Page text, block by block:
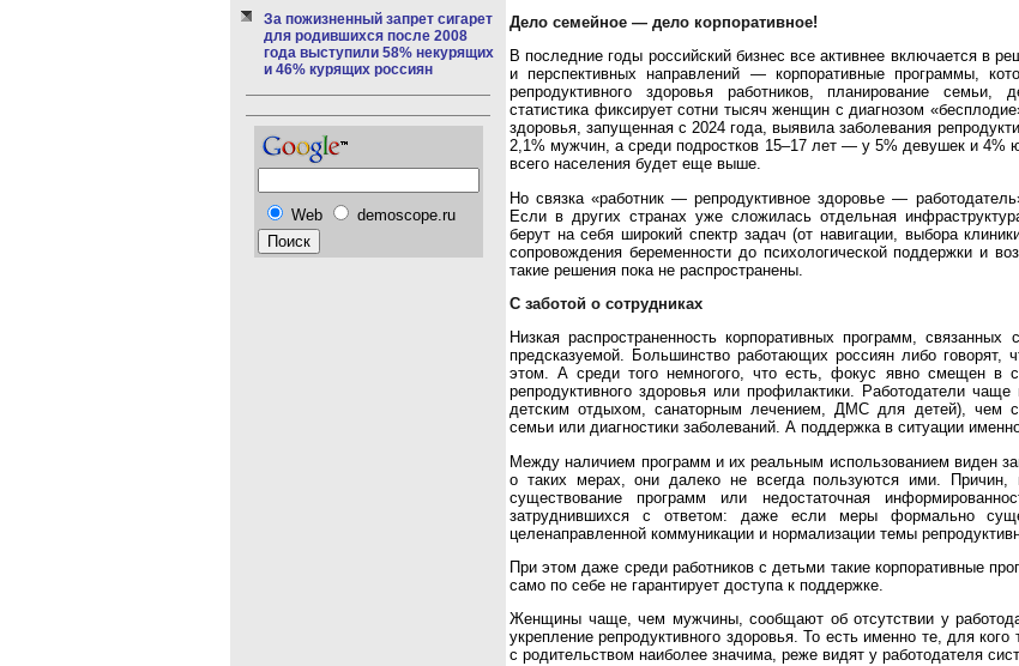
За пожизненный запрет сигарет
для родившихся после 2008
года выступили 58% некурящих
и 46% курящих россиян
Web demoscope.ru
Дело семейное — дело корпоративное!
В последние годы российский бизнес все активнее включается в
и перспективных направлений — корпоративные программы,
репродуктивного здоровья работников, планирование семьи,
статистика фиксирует сотни тысяч женщин с диагнозом
здоровья, запущенная с 2024 года, выявила заболевания
2,1% мужчин, а среди подростков 15–17 лет — у 5% девушек и
всего населения будет еще выше.
Но связка «работник — репродуктивное здоровье —
Если в других странах уже сложилась отдельная
берут на себя широкий спектр задач (от навигации, выбора
сопровождения беременности до психологической поддержки и
такие решения пока не распространены.
С заботой о сотрудниках
Низкая распространенность корпоративных программ,
предсказуемой. Большинство работающих россиян либо
этом. А среди того немногого, что есть, фокус явно смещен в
репродуктивного здоровья или профилактики. Работодатели
детским отдыхом, санаторным лечением, ДМС для детей), чем
семьи или диагностики заболеваний. А поддержка в ситуации
Между наличием программ и их реальным использованием виден
о таких мерах, они далеко не всегда пользуются ими. Причин,
существование программ или недостаточная
затруднившихся с ответом: даже если меры формально
целенаправленной коммуникации и нормализации темы
При этом даже среди работников с детьми такие корпоративные
само по себе не гарантирует доступа к поддержке.
Женщины чаще, чем мужчины, сообщают об отсутствии у
укрепление репродуктивного здоровья. То есть именно те, для
с родительством наиболее значима, реже видят у работодателя